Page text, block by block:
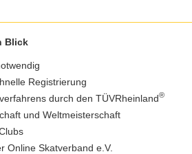
Blick
Registrierung
durch den TÜVRheinland®
und Weltmeisterschaft
Online Skatverband e.V.